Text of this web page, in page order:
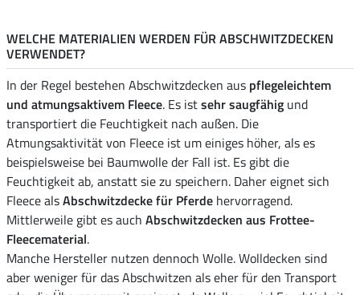
WELCHE MATERIALIEN WERDEN FÜR ABSCHWITZDECKEN
VERWENDET?
In der Regel bestehen Abschwitzdecken aus pflegeleichtem
und atmungsaktivem Fleece. Es istsehr saugfähig und
transportiert die Feuchtigkeit nach außen. Die
Atmungsaktivität von Fleece ist um einiges höher, als es
beispielsweise bei Baumwolle der Fall ist. Es gibt die
Feuchtigkeit ab, anstatt sie zu speichern. Daher eignet sich
Fleece alsAbschwitzdecke für Pferde hervorragend.
Mittlerweile gibt es auch Abschwitzdecken aus Frottee-
Fleecematerial.
Manche Hersteller nutzen dennoch Wolle. Wolldecken sind
aber weniger für das Abschwitzen als eher für den Transport